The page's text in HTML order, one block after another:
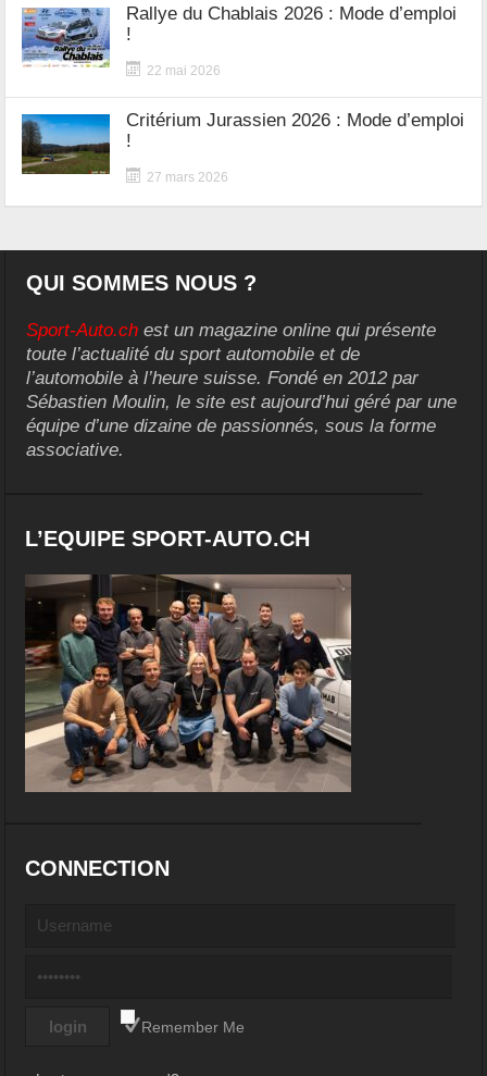
Rallye du Chablais 2026 : Mode d’emploi
!
22 mai 2026
Critérium Jurassien 2026 : Mode d’emploi
!
27 mars 2026
QUI SOMMES NOUS ?
Sport-Auto.ch est un magazine online qui présente
toute l’actualité du sport automobile et de
l’automobile à l’heure suisse. Fondé en 2012 par
Sébastien Moulin, le site est aujourd’hui géré par une
équipe d’une dizaine de passionnés, sous la forme
associative.
L’EQUIPE SPORT-AUTO.CH
CONNECTION
Remember Me